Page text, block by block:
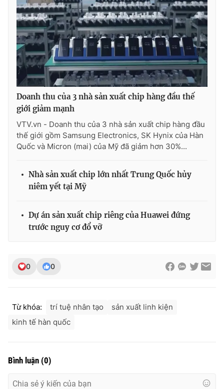
THỜI BÁO VTV
Theo dõi báo trên
Cơ quan chủ quản: Đài Truyền hình Việt Nam
Cơ quan báo chí:Thời báo VTV
Giấy phép hoạt động báo in và báo điện tử số 483/GP-BTTTT
Tổng Biên tập:Vũ Thanh Thủy
Phó Tổng Biên tập: Nguyễn Thị Mỹ Hạnh, Phạm Quốc Thắng,
Tổng đài VTV:024.38 355 931 - 024.38 355 932
Ðiện thoại Thời báo VTV:024.66 897 897
Doanh thu của 3 nhà sản xuất chip hàng đầu thế
giới giảm mạnh
VTV.vn - Doanh thu của 3 nhà sản xuất chip hàng đầu
thế giới gồm Samsung Electronics, SK Hynix của Hàn
Quốc và Micron (mai) của Mỹ đã giảm hơn 30%...
Nhà sản xuất chip lớn nhất Trung Quốc hủy
niêm yết tại Mỹ
Dự án sản xuất chip riêng của Huawei đứng
trước nguy cơ đổ vỡ
0 0
Từ khóa: trí tuệ nhân tạo
sản xuất linh kiện
kinh tế hàn quốc
Bình luận (0)